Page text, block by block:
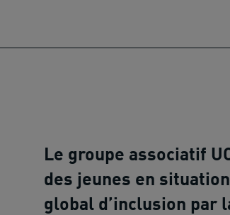
Le groupe associatif
des jeunes en
global d’inclusion par